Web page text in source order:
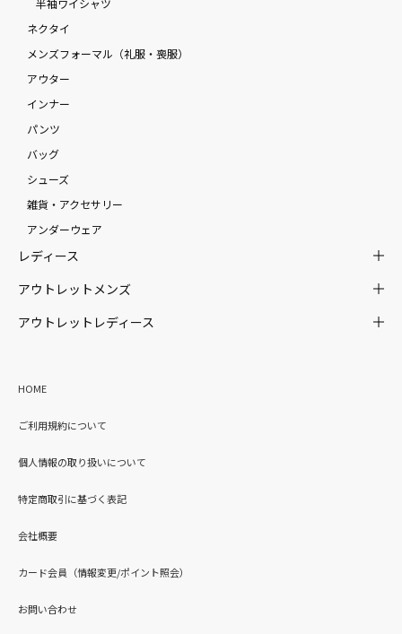
半袖ワイシャツ
ネクタイ
メンズフォーマル（礼服・喪服）
アウター
インナー
パンツ
バッグ
シューズ
雑貨・アクセサリー
アンダーウェア
レディース
アウトレットメンズ
アウトレットレディース
HOME
ご利用規約について
個人情報の取り扱いについて
特定商取引に基づく表記
会社概要
カード会員（情報変更/ポイント照会）
お問い合わせ